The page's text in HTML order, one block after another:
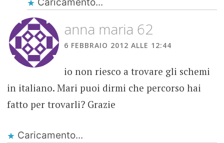
Caricamento...
anna maria 62
6 FEBBRAIO 2012 ALLE 12:44
io non riesco a trovare gli schemi
in italiano. Mari puoi dirmi che percorso hai
fatto per trovarli? Grazie
Caricamento...